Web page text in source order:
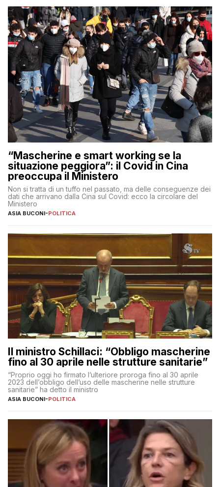
“Mascherine e smart working se la
situazione peggiora”: il Covid in Cina
preoccupa il Ministero
Non si tratta di un tuffo nel passato, ma delle conseguenze dei
dati che arrivano dalla Cina sul Covid: ecco la circolare del
Ministero
ASIA BUCONI-POLITICA
Il ministro Schillaci: “Obbligo mascherine
fino al 30 aprile nelle strutture sanitarie”
“Proprio oggi ho firmato l’ulteriore proroga fino al 30 aprile
2023 dell’obbligo dell’uso delle mascherine nelle strutture
sanitarie” ha detto il ministro
ASIA BUCONI-POLITICA